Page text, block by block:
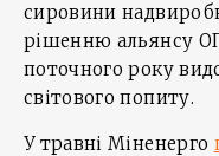
сировини
рішенню альянсу
поточного року
світового попиту.
У травні Міненерго